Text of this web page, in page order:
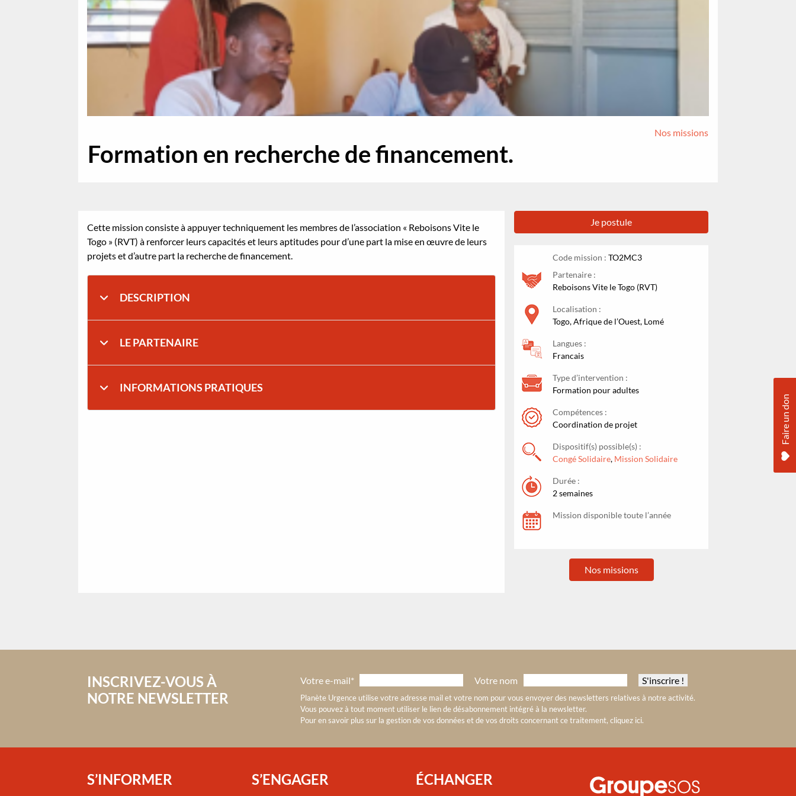
Nos missions
Formation en recherche de financement.
Cette mission consiste à appuyer techniquement les membres de l’association « Reboisons Vite le
Togo » (RVT) à renforcer leurs capacités et leurs aptitudes pour d’une part la mise en œuvre de leurs
projets et d’autre part la recherche de financement.
DESCRIPTION
LE PARTENAIRE
INFORMATIONS PRATIQUES
Je postule
Code mission : TO2MC3
Partenaire :
Reboisons Vite le Togo (RVT)
Localisation :
Togo, Afrique de l’Ouest, Lomé
Langues :
Francais
Type d’intervention :
Formation pour adultes
Compétences :
Coordination de projet
Dispositif(s) possible(s) :
Congé Solidaire, Mission Solidaire
Durée :
2 semaines
Mission disponible toute l’année
Nos missions
INSCRIVEZ-VOUS À
NOTRE NEWSLETTER
Votre e-mail* Votre nom
Planète Urgence utilise votre adresse mail et votre nom pour vous envoyer des newsletters relatives à notre activité.
Vous pouvez à tout moment utiliser le lien de désabonnement intégré à la newsletter.
Pour en savoir plus sur la gestion de vos données et de vos droits concernant ce traitement, cliquez ici.
S’INFORMER S’ENGAGER ÉCHANGER
Faire un don